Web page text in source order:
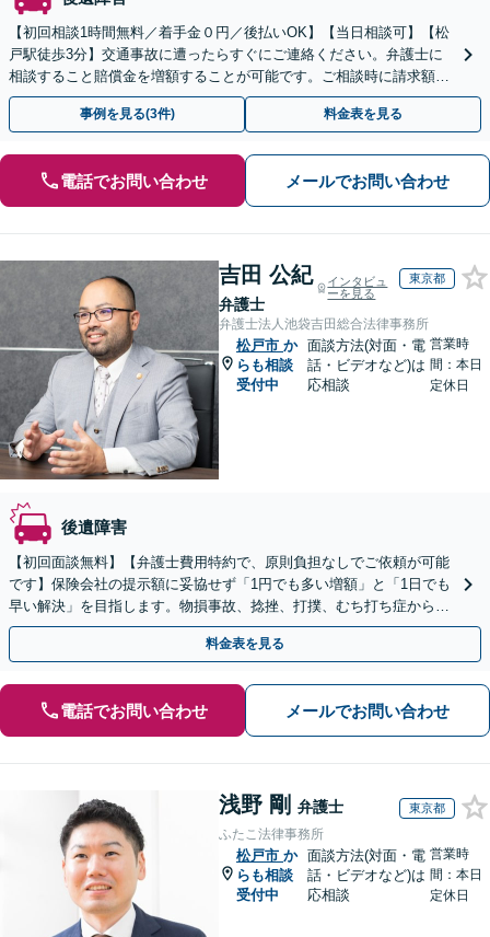
【初回相談1時間無料／着手金０円／後払いOK】【当日相談可】【松
戸駅徒歩3分】交通事故に遭ったらすぐにご連絡ください。弁護士に
相談すること賠償金を増額することが可能です。ご相談時に請求額の
シュミレーションも可能です。
事例を見る(3件) 料金表を見る
電話でお問い合わせ メールでお問い合わせ
吉田 公紀
弁護士
インタビュ
ーを見る
東京都
弁護士法人池袋吉田総合法律事務所
松戸市 か
らも相談
受付中
面談方法(対面・電
話・ビデオなど)は
応相談
営業時
間：本日
定休日
後遺障害
【初回面談無料】【弁護士費用特約で、原則負担なしでご依頼が可能
です】保険会社の提示額に妥協せず「1円でも多い増額」と「1日でも
早い解決」を目指します。物損事故、捻挫、打撲、むち打ち症から重
度後遺障害、死亡事故まで幅広く対応【WEB面談可】
料金表を見る
電話でお問い合わせ メールでお問い合わせ
浅野 剛 弁護士 東京都
ふたこ法律事務所
松戸市 か
らも相談
受付中
面談方法(対面・電
話・ビデオなど)は
応相談
営業時
間：本日
定休日